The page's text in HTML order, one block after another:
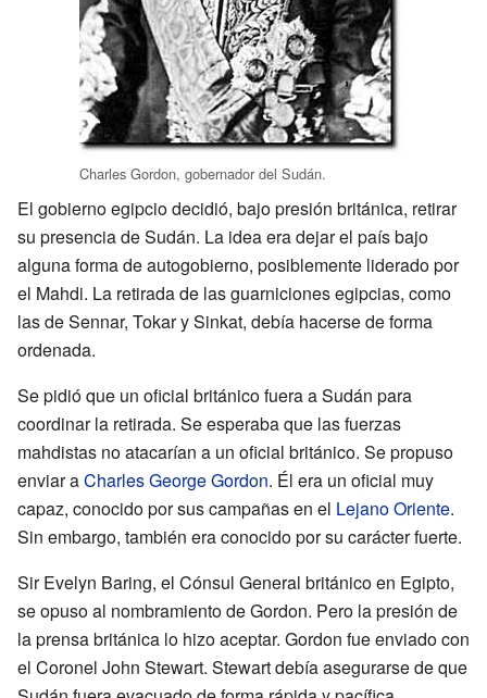
Charles Gordon, gobernador del Sudán.
El gobierno egipcio decidió, bajo presión británica, retirar
su presencia de Sudán. La idea era dejar el país bajo
alguna forma de autogobierno, posiblemente liderado por
el Mahdi. La retirada de las guarniciones egipcias, como
las de Sennar, Tokar y Sinkat, debía hacerse de forma
ordenada.
Se pidió que un oficial británico fuera a Sudán para
coordinar la retirada. Se esperaba que las fuerzas
mahdistas no atacarían a un oficial británico. Se propuso
enviar aCharles George Gordon. Él era un oficial muy
capaz, conocido por sus campañas en el Lejano Oriente.
Sin embargo, también era conocido por su carácter fuerte.
Sir Evelyn Baring, el Cónsul General británico en Egipto,
se opuso al nombramiento de Gordon. Pero la presión de
la prensa británica lo hizo aceptar. Gordon fue enviado con
el Coronel John Stewart. Stewart debía asegurarse de que